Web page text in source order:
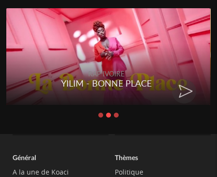
RAP IVOIRE
YILIM - BONNE PLACE
Général
A la une de Koaci
Thèmes
Politique